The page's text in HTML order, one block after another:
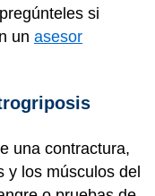
si
un asesor
una contractura,
y los músculos del